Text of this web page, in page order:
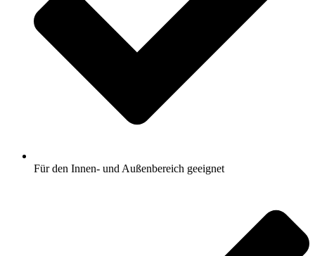
Für den Innen- und Außenbereich geeignet